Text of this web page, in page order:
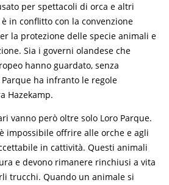
per spettacoli di orca e altri
in conflitto con la convenzione
la protezione delle specie animali e
Sia i governi olandese che
hanno guardato, senza
ha infranto le regole
Hazekamp.
vanno però oltre solo Loro Parque.
impossibile offrire alle orche e agli
in cattività. Questi animali
e devono rimanere rinchiusi a vita
trucchi. Quando un animale si